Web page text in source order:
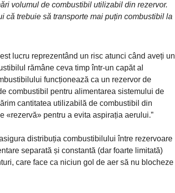
volumul de combustibil utilizabil din rezervor.
că trebuie să transporte mai puțin combustibil la
lucru reprezentând un risc atunci când aveți un
rămâne ceva timp într-un capăt al
funcționează ca un rezervor de
combustibil pentru alimentarea sistemului de
cantitatea utilizabilă de combustibil din
«rezervă» pentru a evita aspirația aerului.”
distribuția combustibilului între rezervoare
separată și constantă (dar foarte limitată)
care face ca niciun gol de aer să nu blocheze